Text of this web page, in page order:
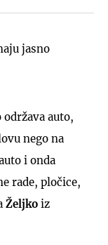
jasno
auto,
nego na
i onda
rade, pločice,
Željko iz